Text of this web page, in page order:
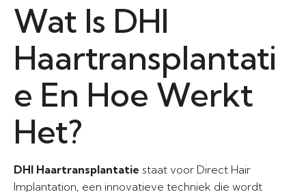
Wat Is DHI
Haartransplantati
e En Hoe Werkt
Het?
DHI Haartransplantatie staat voor Direct Hair
Implantation, een innovatieve techniek die wordt